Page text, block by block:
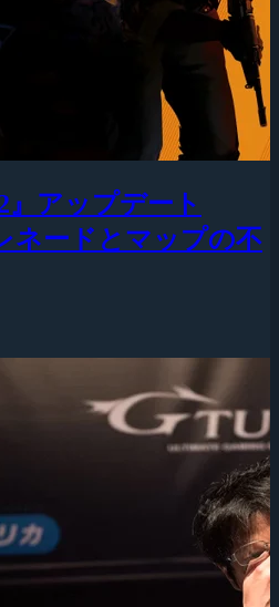
』アップデート
ネードとマップの不